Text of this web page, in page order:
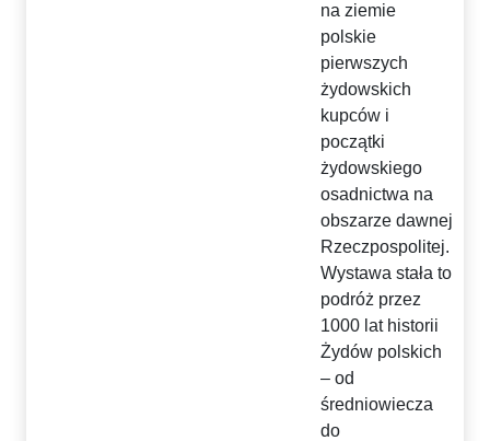
na ziemie
polskie
pierwszych
żydowskich
kupców i
początki
żydowskiego
osadnictwa na
obszarze dawnej
Rzeczpospolitej.
Wystawa stała to
podróż przez
1000 lat historii
Żydów polskich
– od
średniowiecza
do